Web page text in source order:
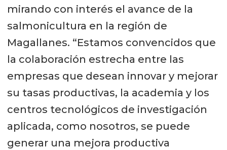
mirando con interés el avance de la
salmonicultura en la región de
Magallanes. “Estamos convencidos que
la colaboración estrecha entre las
empresas que desean innovar y mejorar
su tasas productivas, la academia y los
centros tecnológicos de investigación
aplicada, como nosotros, se puede
generar una mejora productiva